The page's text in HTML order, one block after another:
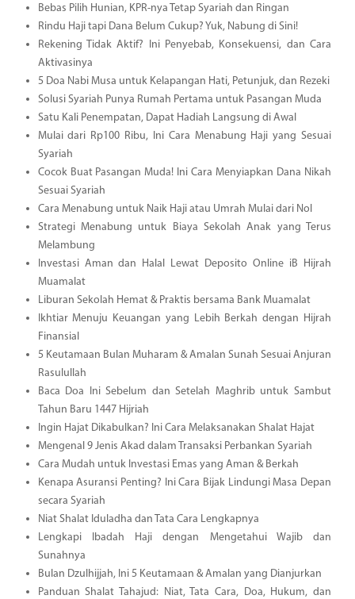
Bebas Pilih Hunian, KPR-nya Tetap Syariah dan Ringan
Rindu Haji tapi Dana Belum Cukup? Yuk, Nabung di Sini!
Rekening Tidak Aktif? Ini Penyebab, Konsekuensi, dan Cara
Aktivasinya
5 Doa Nabi Musa untuk Kelapangan Hati, Petunjuk, dan Rezeki
Solusi Syariah Punya Rumah Pertama untuk Pasangan Muda
Satu Kali Penempatan, Dapat Hadiah Langsung di Awal
Mulai dari Rp100 Ribu, Ini Cara Menabung Haji yang Sesuai
Syariah
Cocok Buat Pasangan Muda! Ini Cara Menyiapkan Dana Nikah
Sesuai Syariah
Cara Menabung untuk Naik Haji atau Umrah Mulai dari Nol
Strategi Menabung untuk Biaya Sekolah Anak yang Terus
Melambung
Investasi Aman dan Halal Lewat Deposito Online iB Hijrah
Muamalat
Liburan Sekolah Hemat & Praktis bersama Bank Muamalat
Ikhtiar Menuju Keuangan yang Lebih Berkah dengan Hijrah
Finansial
5 Keutamaan Bulan Muharam & Amalan Sunah Sesuai Anjuran
Rasulullah
Baca Doa Ini Sebelum dan Setelah Maghrib untuk Sambut
Tahun Baru 1447 Hijriah
Ingin Hajat Dikabulkan? Ini Cara Melaksanakan Shalat Hajat
Mengenal 9 Jenis Akad dalam Transaksi Perbankan Syariah
Cara Mudah untuk Investasi Emas yang Aman & Berkah
Kenapa Asuransi Penting? Ini Cara Bijak Lindungi Masa Depan
secara Syariah
Niat Shalat Iduladha dan Tata Cara Lengkapnya
Lengkapi Ibadah Haji dengan Mengetahui Wajib dan
Sunahnya
Bulan Dzulhijjah, Ini 5 Keutamaan & Amalan yang Dianjurkan
Panduan Shalat Tahajud: Niat, Tata Cara, Doa, Hukum, dan